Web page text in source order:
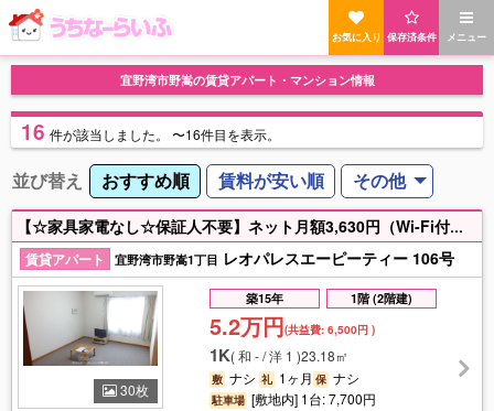
メニュー
保存済条件
お気に入り
宜野湾市野嵩の賃貸アパート・マンション情報
16 件が該当しました。 〜16件目を表示。
並び替え おすすめ順 賃料が安い順 その他
【☆家具家電なし☆保証人不要】ネット月額3,630円（Wi-Fi付き） 初期費用のご相談ならお任せください！！毎月の水道料無料♪ お問合せお待ちしておりますヽ(´▽｀)/
賃貸アパート
宜野湾市野嵩1丁目 レオパレスエーピーティー 106号
30枚
築15年 1階 (2階建)
5.2万円(共益費:6,500円 )
1K(和 - / 洋 1 )23.18㎡
敷 ナシ 礼 1ヶ月保 ナシ
駐車場 [敷地内] 1台: 7,700円